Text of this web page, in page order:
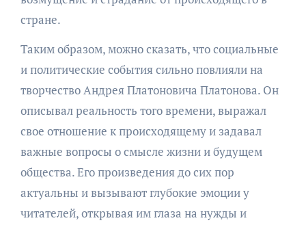
стране.
Таким образом, можно сказать, что социальные
и политические события сильно повлияли на
творчество Андрея Платоновича Платонова. Он
описывал реальность того времени, выражал
свое отношение к происходящему и задавал
важные вопросы о смысле жизни и будущем
общества. Его произведения до сих пор
актуальны и вызывают глубокие эмоции у
читателей, открывая им глаза на нужды и